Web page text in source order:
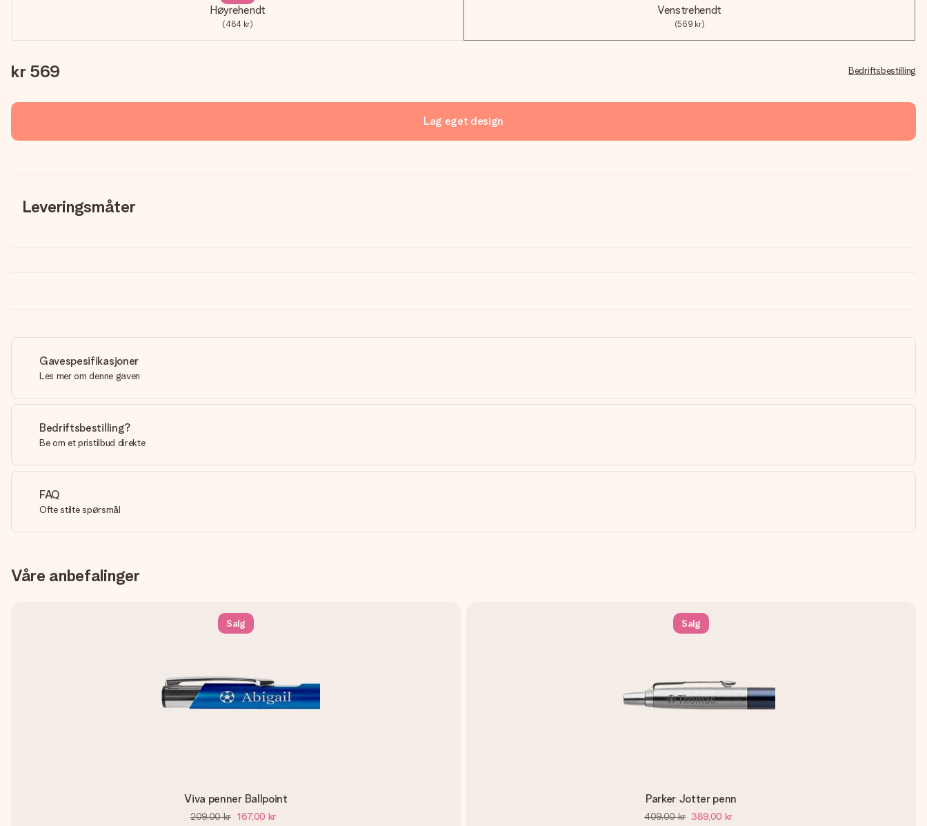
Høyrehendt
(484 kr)
Venstrehendt
(569 kr)
kr 569 Bedriftsbestilling
Lag eget design
Leveringsmåter
Gavespesifikasjoner
Les mer om denne gaven
Bedriftsbestilling?
Be om et pristilbud direkte
FAQ
Ofte stilte spørsmål
Våre anbefalinger
Salg
Viva penner Ballpoint
209,00 kr 167,00 kr
Salg
Parker Jotter penn
409,00 kr 389,00 kr